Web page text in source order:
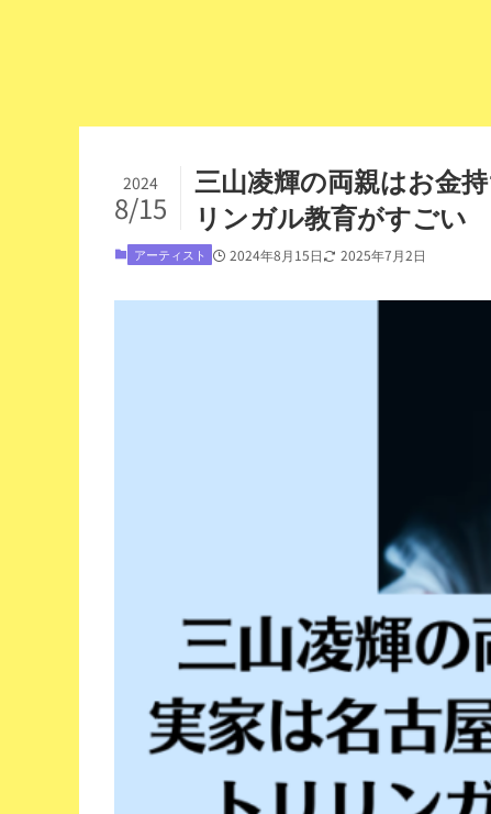
三山凌輝の両親はお金
リンガル教育がすごい
2024
8/15
アーティスト 2024年8月15日 2025年7月2日